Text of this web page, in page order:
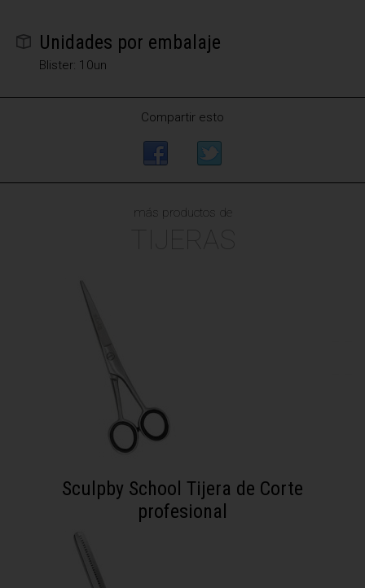
Unidades por embalaje
Blister: 10un
Compartir esto
más productos de
Sculpby School Tijera de Corte
profesional